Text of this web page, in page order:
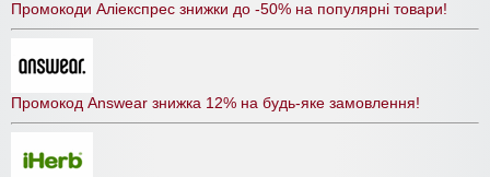
Промокоди Аліекспрес знижки до -50% на популярні товари!
Промокод Answear знижка 12% на будь-яке замовлення!